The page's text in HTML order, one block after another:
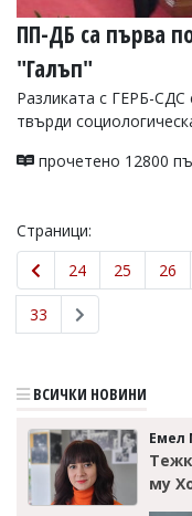
ПП-ДБ са първа
"Галъп"
Разликата с ГЕРБ-СДС
твърди
прочетено 12800
Страници:
24
25 26
33
ВСИЧКИ НОВИНИ
Емел
му